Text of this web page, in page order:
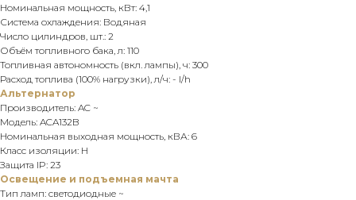
Номинальная мощность, кВт: 4,1
Система охлаждения: Водяная
Число цилиндров, шт.: 2
Объём топливного бака, л: 110
Топливная автономность (вкл. лампы), ч: 300
Расход топлива (100% нагрузки), л/ч: - l/h
Альтернатор
Производитель: AC ~
Модель: ACA132B
Номинальная выходная мощность, кВА: 6
Класс изоляции: H
Защита IP: 23
Освещение и подъемная мачта
Тип ламп: светодиодные ~